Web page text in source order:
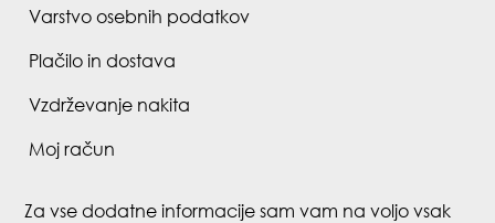
Varstvo osebnih podatkov
Plačilo in dostava
Vzdrževanje nakita
Moj račun
Za vse dodatne informacije sam vam na voljo vsak